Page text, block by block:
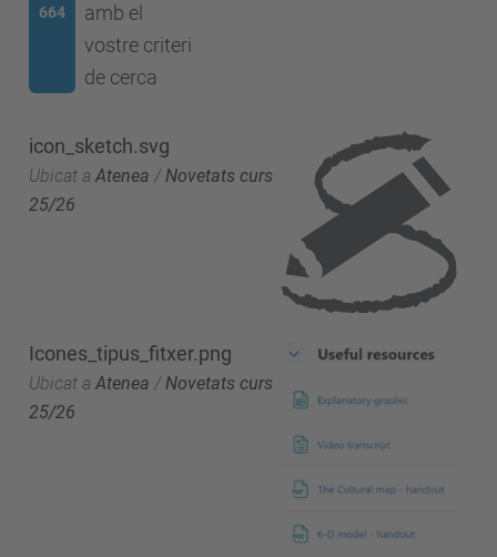
664
amb el
vostre criteri
de cerca
icon_sketch.svg
Ubicat a Atenea / Novetats curs
25/26
Icones_tipus_fitxer.png
Ubicat a Atenea / Novetats curs
25/26